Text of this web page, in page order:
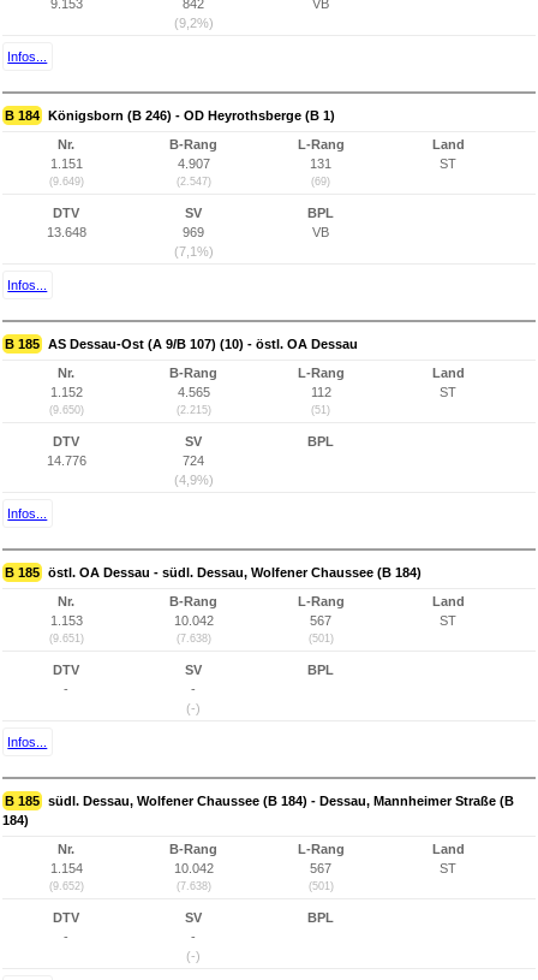
9.153
842
(9,2%)
VB
Infos...
B 184 Königsborn (B 246) - OD Heyrothsberge (B 1)
Nr.
1.151
(9.649)
B-Rang
4.907
(2.547)
L-Rang
131
(69)
Land
ST
DTV
13.648
SV
969
(7,1%)
BPL
VB
Infos...
B 185 AS Dessau-Ost (A 9/B 107) (10) - östl. OA Dessau
Nr.
1.152
(9.650)
B-Rang
4.565
(2.215)
L-Rang
112
(51)
Land
ST
DTV
14.776
SV
724
(4,9%)
BPL
Infos...
B 185 östl. OA Dessau - südl. Dessau, Wolfener Chaussee (B 184)
Nr.
1.153
(9.651)
B-Rang
10.042
(7.638)
L-Rang
567
(501)
Land
ST
DTV
-
SV
-
(-)
BPL
Infos...
B 185 südl. Dessau, Wolfener Chaussee (B 184) - Dessau, Mannheimer Straße (B
184)
Nr.
1.154
(9.652)
B-Rang
10.042
(7.638)
L-Rang
567
(501)
Land
ST
DTV
-
SV
-
(-)
BPL